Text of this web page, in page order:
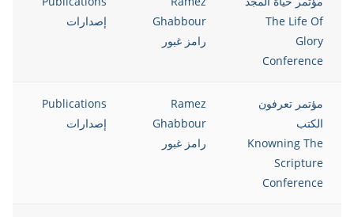
The Life Of
Glory
Conference
Ghabbour
رامز غبور
إصدارات
مؤتمر تعرفون
الكتب
Knowning The
Scripture
Conference
Ramez
Ghabbour
رامز غبور
Publications
إصدارات